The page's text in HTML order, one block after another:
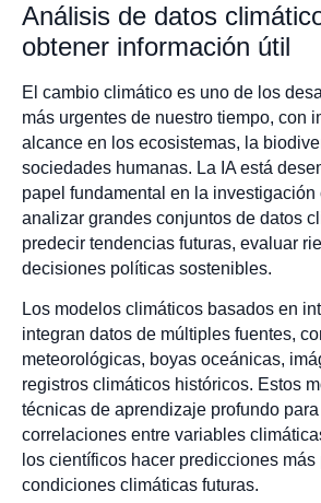
Análisis de datos
obtener información útil
El cambio climático es uno de los
más urgentes de nuestro tiempo, con
alcance en los ecosistemas, la
sociedades humanas. La IA está
papel fundamental en la investigación
analizar grandes conjuntos de datos
predecir tendencias futuras, evaluar
decisiones políticas sostenibles.
Los modelos climáticos basados en
integran datos de múltiples fuentes,
meteorológicas, boyas oceánicas,
registros climáticos históricos. Estos
técnicas de aprendizaje profundo
correlaciones entre variables
los científicos hacer predicciones
condiciones climáticas futuras.